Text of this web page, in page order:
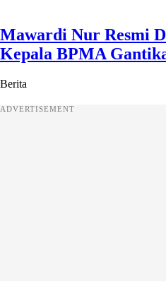
Mawardi Nur Resmi
Kepala BPMA
Berita
ADVERTISEMENT